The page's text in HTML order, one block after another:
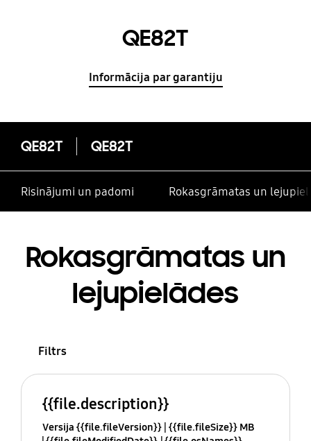
QE82T
Informācija par garantiju
QE82T QE82T
Risinājumi un padomi Rokasgrāmatas un
Rokasgrāmatas un
lejupielādes
Filtrs
{{file.description}}
Versija {{file.fileVersion}} {{file.fileSize}} MB